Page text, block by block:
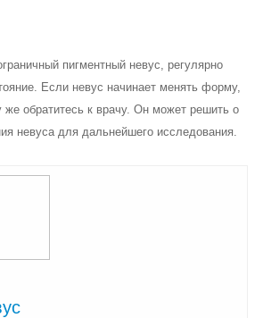
пигментный невус, регулярно
Если невус начинает менять форму,
же обратитесь к врачу. Он может решить о
невуса для дальнейшего исследования.